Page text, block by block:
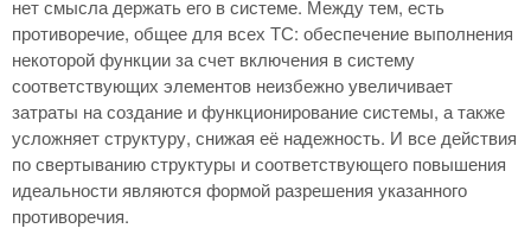
нет смысла держать его в системе. Между тем, есть
противоречие, общее для всех ТС: обеспечение выполнения
некоторой функции за счет включения в систему
соответствующих элементов неизбежно увеличивает
затраты на создание и функционирование системы, а также
усложняет структуру, снижая её надежность. И все действия
по свертыванию структуры и соответствующего повышения
идеальности являются формой разрешения указанного
противоречия.